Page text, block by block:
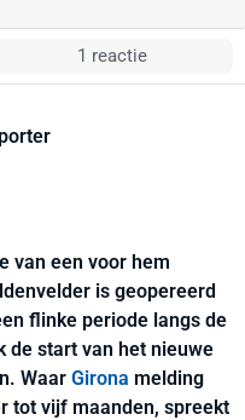
1 reactie
van een voor hem
is geopereerd
flinke periode langs de
de start van het nieuwe
Waar Girona melding
tot vijf maanden, spreekt